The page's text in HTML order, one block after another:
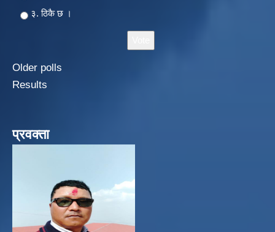
३. ठिकै छ ।
Older polls
Results
प्रवक्ता